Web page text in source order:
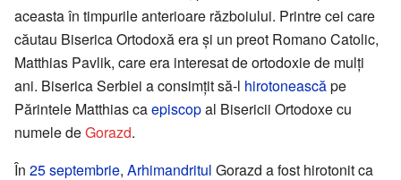
aceasta în timpurile anterioare războiului. Printre cei care
căutau Biserica Ortodoxă era și un preot Romano Catolic,
Matthias Pavlik, care era interesat de ortodoxie de mulți
ani. Biserica Serbiei a consimțit să-l hirotoneascăpe
Părintele Matthias caepiscopal Bisericii Ortodoxe cu
numele deGorazd.
În 25 septembrie, Arhimandritul Gorazd a fost hirotonit ca